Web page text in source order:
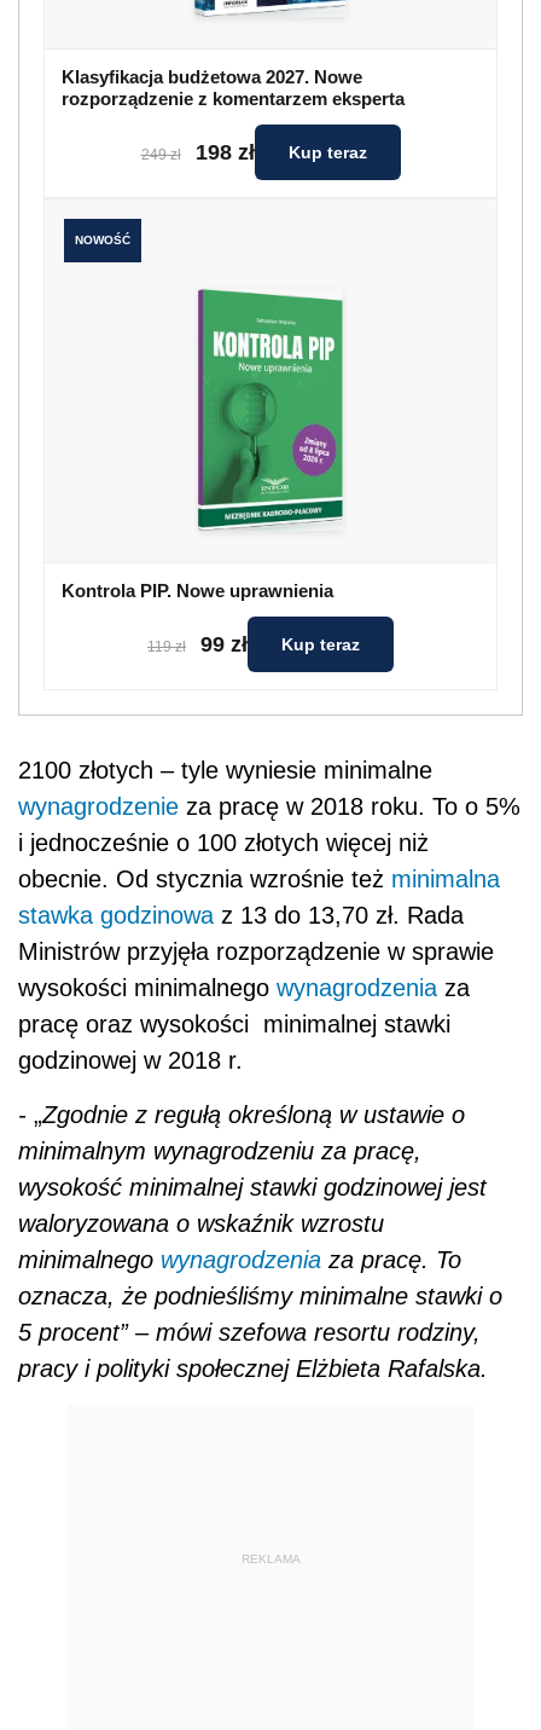
Klasyfikacja budżetowa 2027. Nowe
rozporządzenie z komentarzem eksperta
249 zł 198 zł Kup teraz
NOWOŚĆ
Kontrola PIP. Nowe uprawnienia
119 zł 99 zł Kup teraz
2100 złotych – tyle wyniesie minimalne
wynagrodzenie za pracę w 2018 roku. To o 5%
i jednocześnie o 100 złotych więcej niż
obecnie. Od stycznia wzrośnie też minimalna
stawka godzinowaz 13 do 13,70 zł. Rada
Ministrów przyjęła rozporządzenie w sprawie
wysokości minimalnego wynagrodzeniaza
pracę oraz wysokości minimalnej stawki
godzinowej w 2018 r.
- „Zgodnie z regułą określoną w ustawie o
minimalnym wynagrodzeniu za pracę,
wysokość minimalnej stawki godzinowej jest
waloryzowana o wskaźnik wzrostu
minimalnego wynagrodzenia za pracę. To
oznacza, że podnieśliśmy minimalne stawki o
5 procent” – mówi szefowa resortu rodziny,
pracy i polityki społecznej Elżbieta Rafalska.
REKLAMA